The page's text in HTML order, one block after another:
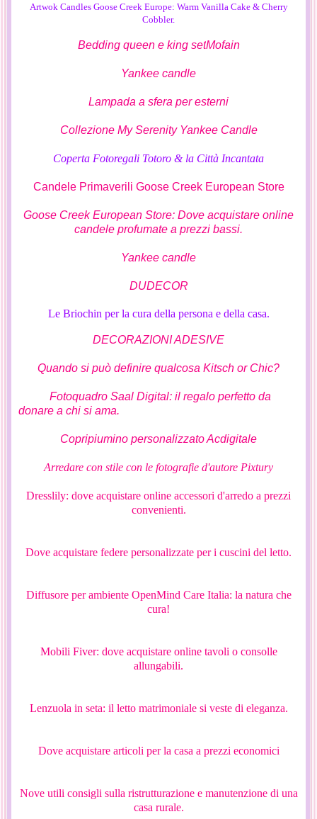
Artwok Candles Goose Creek Europe: Warm Vanilla Cake & Cherry
Cobbler.
Bedding queen e king setMofain
Yankee candle
Lampada a sfera per esterni
Collezione My Serenity Yankee Candle
Coperta Fotoregali Totoro & la Città Incantata
Candele Primaverili Goose Creek European Store
Goose Creek European Store: Dove acquistare online
candele profumate a prezzi bassi.
Yankee candle
DUDECOR
Le Briochin per la cura della persona e della casa.
DECORAZIONI ADESIVE
Quando si può definire qualcosa Kitsch or Chic?
Fotoquadro Saal Digital: il regalo perfetto da
donare a chi si ama.
Copripiumino personalizzato Acdigitale
Arredare con stile con le fotografie d'autore Pixtury
Dresslily: dove acquistare online accessori d'arredo a prezzi
convenienti.
Dove acquistare federe personalizzate per i cuscini del letto.
Diffusore per ambiente OpenMind Care Italia: la natura che
cura!
Mobili Fiver: dove acquistare online tavoli o consolle
allungabili.
Lenzuola in seta: il letto matrimoniale si veste di eleganza.
Dove acquistare articoli per la casa a prezzi economici
Nove utili consigli sulla ristrutturazione e manutenzione di una
casa rurale.